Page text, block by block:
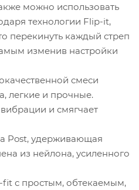
можно использовать
технологии Flip-it,
перекинуть каждый стреп
изменив настройки
смеси
легкие и прочные.
и смягчает
Post, удерживающая
из нейлона, усиленного
с простым, обтекаемым,